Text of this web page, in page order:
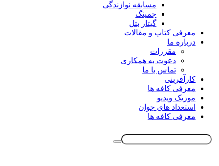
مسابقه نوازندگی
جمینگ
گیتار بتل
معرفی کتاب و مقالات
درباره ما
مقررات
دعوت به همکاری
تماس با ما
کارآفرینی
معرفی کافه ها
موزیک ویدیو
استعداد های جوان
معرفی کافه ها